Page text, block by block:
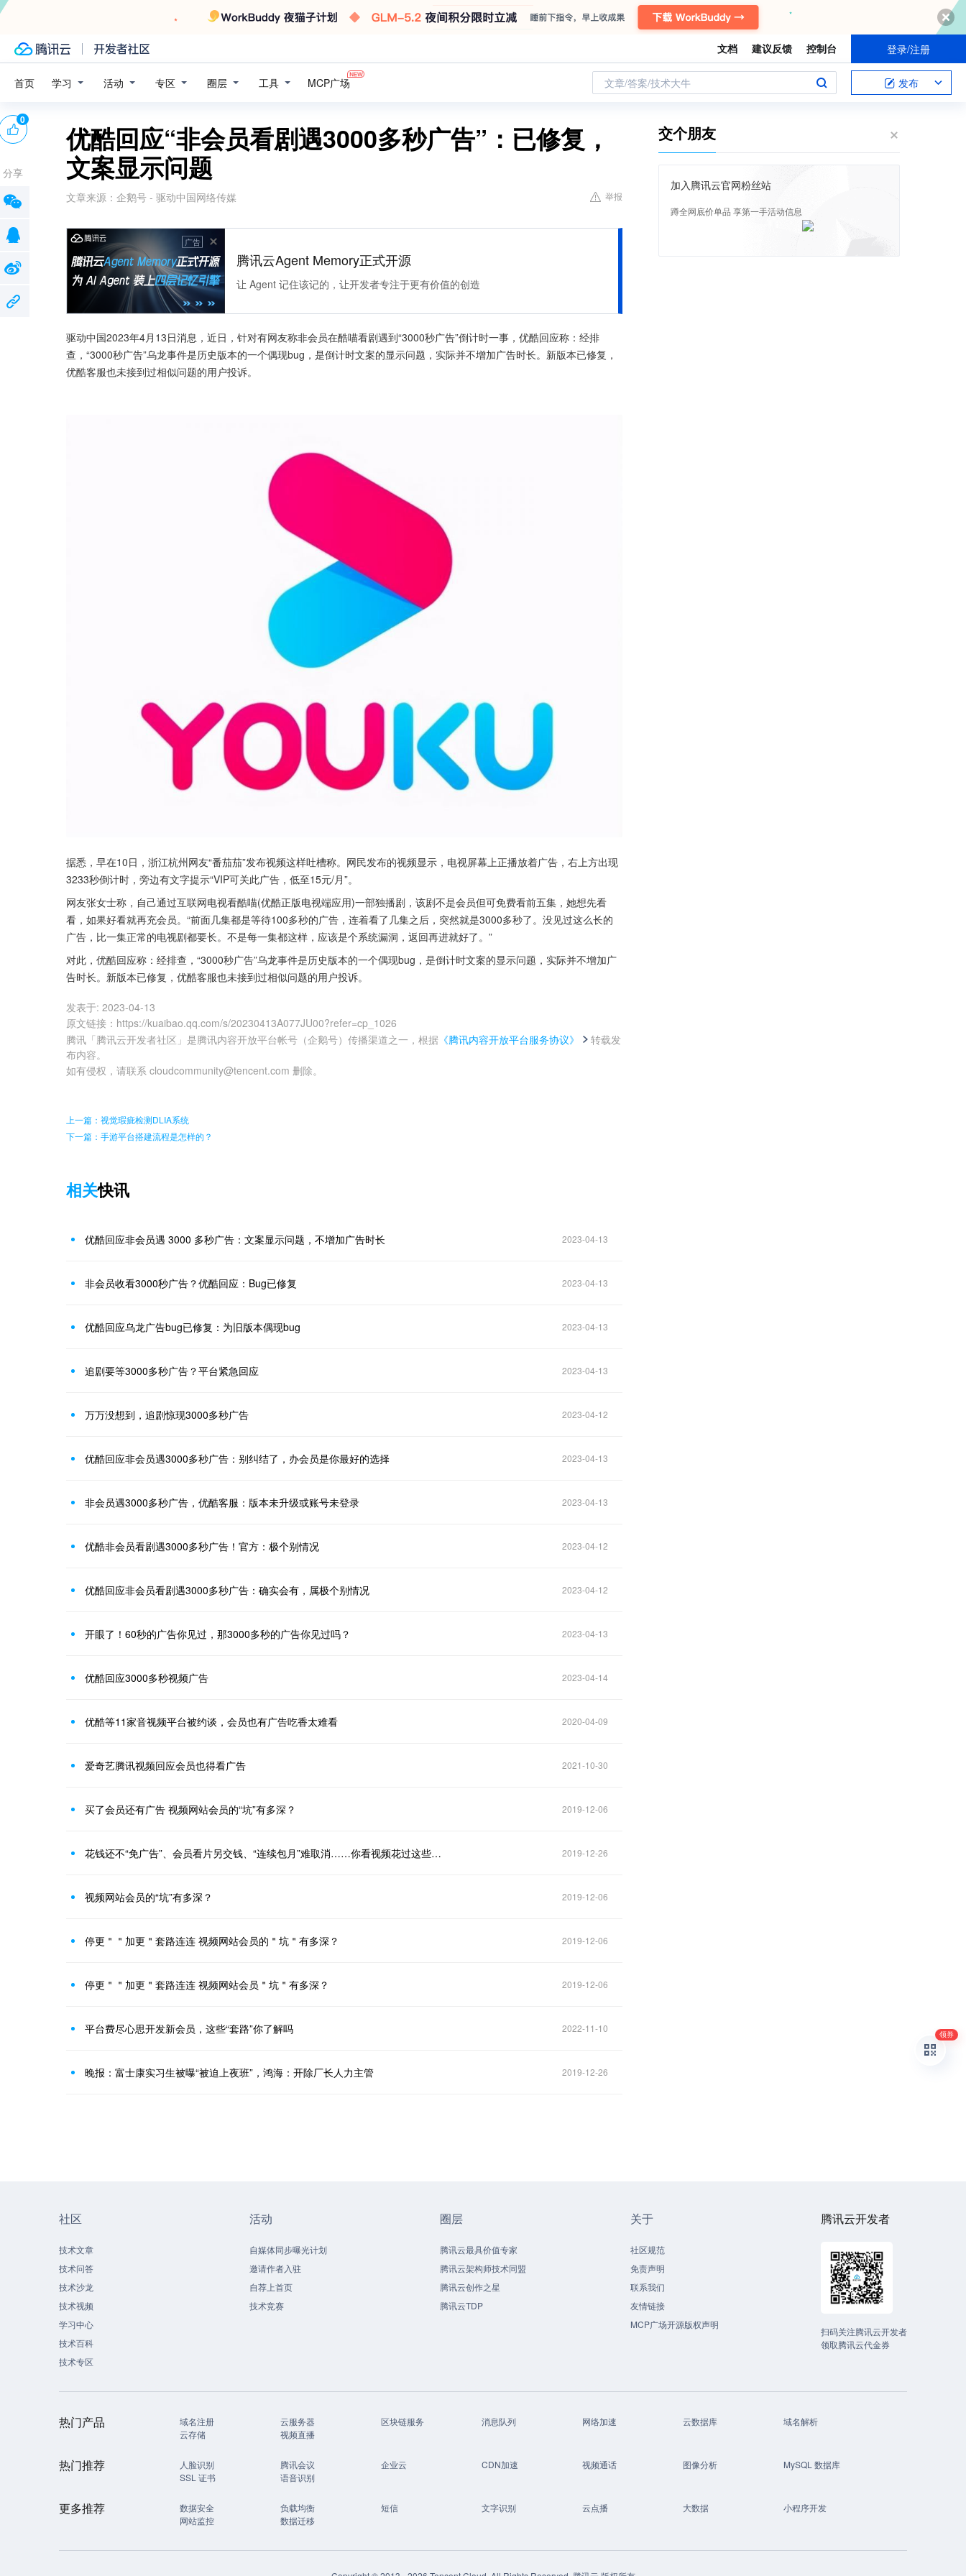
文档 建议反馈 控制台 登录/注册
首页 学习 活动 专区 圈层 工具 MCP广场 文章/答案/技术大牛 发布
优酷回应“非会员看剧遇3000多秒广告”：已修复，
文案显示问题
文章来源： 企鹅号 - 驱动中国网络传媒 举报
广告
腾讯云Agent Memory正式开源
让 Agent 记住该记的，让开发者专注于更有价值的创造
驱动中国2023年4月13日消息，近日，针对有网友称非会员在酷喵看剧遇到“3000秒广告”倒计时一事，优酷回应称：经排
查，“3000秒广告”乌龙事件是历史版本的一个偶现bug，是倒计时文案的显示问题，实际并不增加广告时长。新版本已修复，
优酷客服也未接到过相似问题的用户投诉。
据悉，早在10日，浙江杭州网友“番茄茄”发布视频这样吐槽称。网民发布的视频显示，电视屏幕上正播放着广告，右上方出现
3233秒倒计时，旁边有文字提示“VIP可关此广告，低至15元/月”。
网友张女士称，自己通过互联网电视看酷喵(优酷正版电视端应用)一部独播剧，该剧不是会员但可免费看前五集，她想先看
看，如果好看就再充会员。“前面几集都是等待100多秒的广告，连着看了几集之后，突然就是3000多秒了。没见过这么长的
广告，比一集正常的电视剧都要长。不是每一集都这样，应该是个系统漏洞，返回再进就好了。”
对此，优酷回应称：经排查，“3000秒广告”乌龙事件是历史版本的一个偶现bug，是倒计时文案的显示问题，实际并不增加广
告时长。新版本已修复，优酷客服也未接到过相似问题的用户投诉。
发表于: 2023-04-13
原文链接 ： https://kuaibao.qq.com/s/20230413A077JU00?refer=cp_1026
腾讯「腾讯云开发者社区」是腾讯内容开放平台帐号（企鹅号）传播渠道之一，根据 《腾讯内容开放平台服务协议》
转载发
布内容。
如有侵权，请联系 cloudcommunity@tencent.com 删除。
0
分享
上一篇：视觉瑕疵检测DLIA系统
下一篇：手游平台搭建流程是怎样的？
相关快讯
优酷回应非会员遇 3000 多秒广告：文案显示问题，不增加广告时长 2023-04-13
非会员收看3000秒广告？优酷回应：Bug已修复 2023-04-13
优酷回应乌龙广告bug已修复：为旧版本偶现bug 2023-04-13
追剧要等3000多秒广告？平台紧急回应 2023-04-13
万万没想到，追剧惊现3000多秒广告 2023-04-12
优酷回应非会员遇3000多秒广告：别纠结了，办会员是你最好的选择 2023-04-13
非会员遇3000多秒广告，优酷客服：版本未升级或账号未登录 2023-04-13
优酷非会员看剧遇3000多秒广告！官方：极个别情况 2023-04-12
优酷回应非会员看剧遇3000多秒广告：确实会有，属极个别情况 2023-04-12
开眼了！60秒的广告你见过，那3000多秒的广告你见过吗？ 2023-04-13
优酷回应3000多秒视频广告 2023-04-14
优酷等11家音视频平台被约谈，会员也有广告吃香太难看 2020-04-09
爱奇艺腾讯视频回应会员也得看广告 2021-10-30
买了会员还有广告 视频网站会员的“坑”有多深？ 2019-12-06
花钱还不“免广告”、会员看片另交钱、“连续包月”难取消……你看视频花过这些冤枉钱吗？ 2019-12-26
视频网站会员的“坑”有多深？ 2019-12-06
停更＂＂加更＂套路连连 视频网站会员的＂坑＂有多深？ 2019-12-06
停更＂＂加更＂套路连连 视频网站会员＂坑＂有多深？ 2019-12-06
平台费尽心思开发新会员，这些“套路”你了解吗 2022-11-10
晚报：富士康实习生被曝“被迫上夜班”，鸿海：开除厂长人力主管 2019-12-26
交个朋友
加入腾讯云官网粉丝站
蹲全网底价单品 享第一手活动信息
社区
技术文章
技术问答
技术沙龙
技术视频
学习中心
技术百科
技术专区
活动
自媒体同步曝光计划
邀请作者入驻
自荐上首页
技术竞赛
圈层
腾讯云最具价值专家
腾讯云架构师技术同盟
腾讯云创作之星
腾讯云TDP
关于
社区规范
免责声明
联系我们
友情链接
MCP广场开源版权声明
腾讯云开发者
扫码关注腾讯云开发者
领取腾讯云代金券
热门产品 域名注册 云服务器 区块链服务 消息队列 网络加速 云数据库
域名解析
云存储
视频直播
热门推荐 人脸识别 腾讯会议 企业云 CDN加速 视频通话 图像分析
MySQL 数据库
SSL 证书
语音识别
更多推荐 数据安全 负载均衡 短信 文字识别 云点播 大数据
小程序开发
网站监控
数据迁移
领券